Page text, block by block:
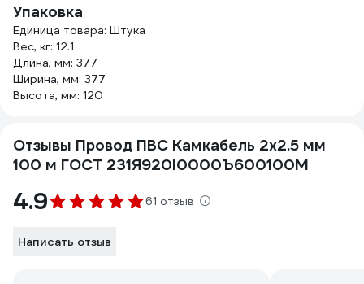
Упаковка
Единица товара: Штука
Вес, кг: 12.1
Длина, мм: 377
Ширина, мм: 377
Высота, мм: 120
Отзывы Провод ПВС Камкабель 2x2.5 мм
100 м ГОСТ 231Я920I0000Ъ600100М
4.9 61 отзыв
Написать отзыв